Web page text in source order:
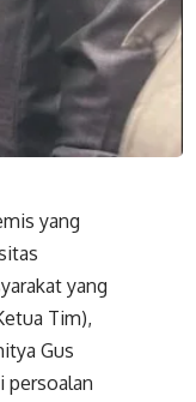
yang
yang
Tim),
Gus
persoalan